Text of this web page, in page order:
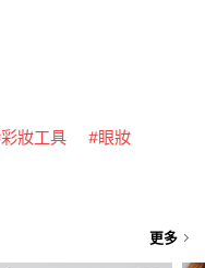
彩妝工具
眼妝
更多